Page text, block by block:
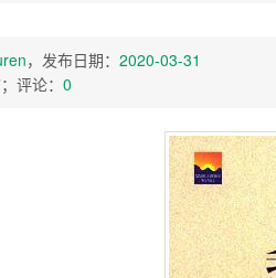
，发布日期： 2020-03-31
；评论： 0